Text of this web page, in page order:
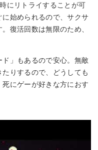
にリトライすることが可
始められるので、サクサ
復活回数は無限のため、
」もあるので安心。無敵
りするので、どうしても
にゲーが好きな方におす